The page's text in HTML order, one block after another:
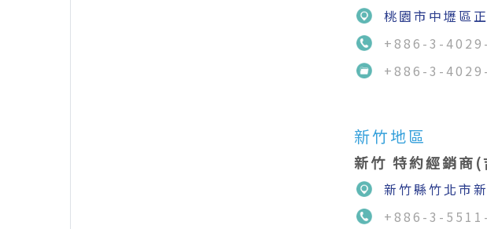
桃園市中壢區
+886-3-
+886-3-
新竹地區
新竹 特約經銷商(
新竹縣竹北市
+886-3-